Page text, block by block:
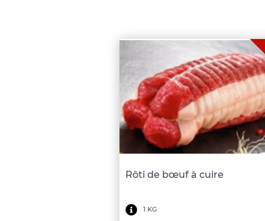
Rôti de bœuf à cuire
Minimum
1 KG